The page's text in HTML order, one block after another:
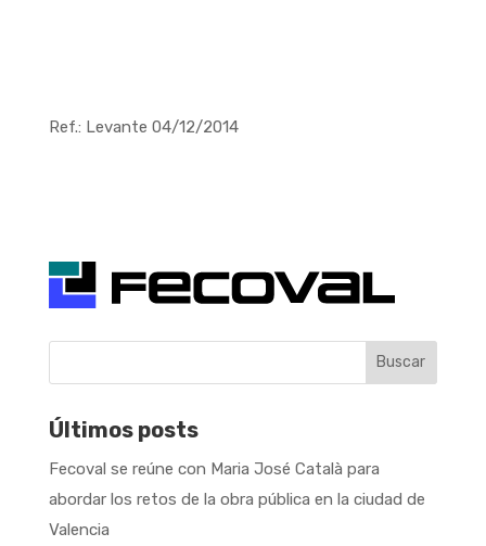
Ref.: Levante 04/12/2014
Buscar
Últimos posts
Fecoval se reúne con Maria José Català para
abordar los retos de la obra pública en la ciudad de
Valencia